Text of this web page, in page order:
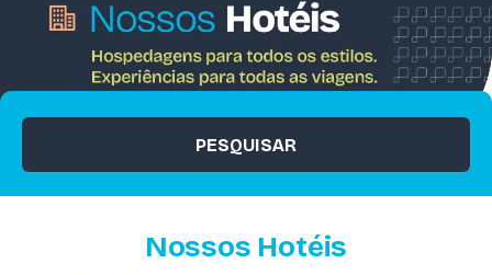
PESQUISAR
Nossos Hotéis